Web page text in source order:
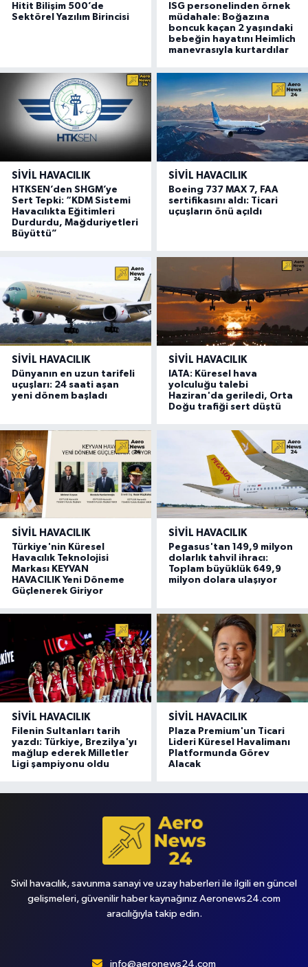
Hitit Bilişim 500’de
Sektörel Yazılım Birincisi
ISG personelinden örnek
müdahale: Boğazına
boncuk kaçan 2 yaşındaki
bebeğin hayatını Heimlich
manevrasıyla kurtardılar
SIVIL HAVACILIK
HTKSEN’den SHGM’ye
Sert Tepki: “KDM Sistemi
Havacılıkta Eğitimleri
Durdurdu, Mağduriyetleri
Büyüttü”
SIVIL HAVACILIK
Boeing 737 MAX 7, FAA
sertifikasını aldı: Ticari
uçuşların önü açıldı
SIVIL HAVACILIK
Dünyanın en uzun tarifeli
uçuşları: 24 saati aşan
yeni dönem başladı
SIVIL HAVACILIK
IATA: Küresel hava
yolculuğu talebi
Haziran'da geriledi, Orta
Doğu trafiği sert düştü
SIVIL HAVACILIK
Türkiye'nin Küresel
Havacılık Teknolojisi
Markası KEYVAN
HAVACILIK Yeni Döneme
Güçlenerek Giriyor
SIVIL HAVACILIK
Pegasus'tan 149,9 milyon
dolarlık tahvil ihracı:
Toplam büyüklük 649,9
milyon dolara ulaşıyor
SIVIL HAVACILIK
Filenin Sultanları tarih
yazdı: Türkiye, Brezilya'yı
mağlup ederek Milletler
Ligi şampiyonu oldu
SIVIL HAVACILIK
Plaza Premium'un Ticari
Lideri Küresel Havalimanı
Platformunda Görev
Alacak
Sivil havacılık, savunma sanayi ve uzay haberleri ile ilgili en güncel
gelişmeleri, güvenilir haber kaynağınız Aeronews24.com
aracılığıyla takip edin.
info@aeronews24.com